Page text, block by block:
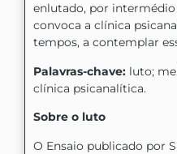
enlutado, por
convoca a clínica
tempos, a contemplar
Palavras-chave: luto;
clínica psicanalítica.
Sobre o luto
O Ensaio publicado por